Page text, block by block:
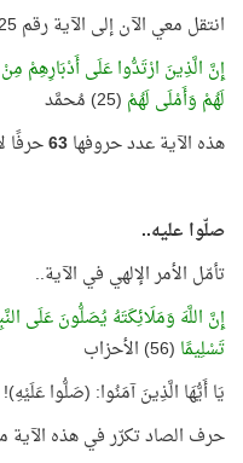
انتقل معي الآن إلى الآية رقم 25 من سورة مُحمَّد..
إِنَّ الَّذِينَ ارْتَدُّوا عَلَى أَدْبَارِهِمْ
لَهُمْ وَأَمْلَى لَهُمْ (25) مُحمَّد
هذه الآية عدد حروفها63حرفًا
صلّوا عليه..
تأمّل الأمر الإلهي في الآية..
إِنَّ اللَّهَ وَمَلَائِكَتَهُ يُصَلُّونَ عَلَى
تَسْلِيمًا (56) الأحزاب
يَا أَيُّهَا الَّذِينَ آمَنُوا: (صَلُّوا عَلَيْهِ)!
حرف الصاد تكرّر في هذه الآية